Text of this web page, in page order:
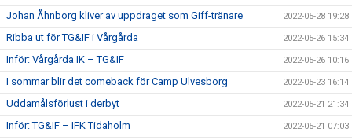
Johan Åhnborg kliver av uppdraget som Giff-tränare 2022-05-28 19:28
Ribba ut för TG&IF i Vårgårda 2022-05-26 15:34
Inför: Vårgårda IK – TG&IF 2022-05-26 10:16
I sommar blir det comeback för Camp Ulvesborg 2022-05-23 16:14
Uddamålsförlust i derbyt 2022-05-21 21:34
Inför: TG&IF – IFK Tidaholm 2022-05-21 07:03